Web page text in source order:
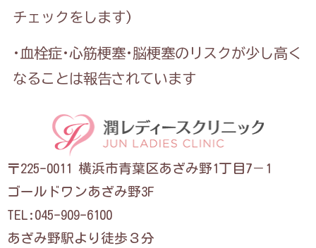
チェックをします）
·血栓症·心筋梗塞·脳梗塞のリスクが少し高く
なることは報告されています
〒225-0011 横浜市青葉区あざみ野1丁目7－1
ゴールドワンあざみ野3F
TEL:045-909-6100
あざみ野駅より徒歩３分